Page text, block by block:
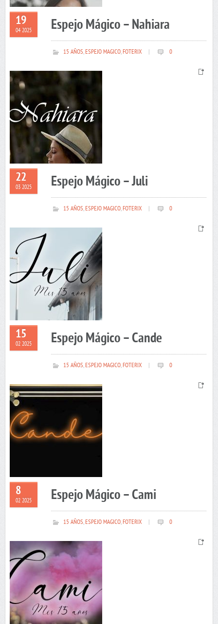
19
04 2025 Espejo Mágico – Nahiara
15 AÑOS,ESPEJO MAGICO,FOTERIX 0
22
03 2025 Espejo Mágico – Juli
15 AÑOS,ESPEJO MAGICO,FOTERIX 0
15
02 2025 Espejo Mágico – Cande
15 AÑOS,ESPEJO MAGICO,FOTERIX 0
8
02 2025 Espejo Mágico – Cami
15 AÑOS,ESPEJO MAGICO,FOTERIX 0